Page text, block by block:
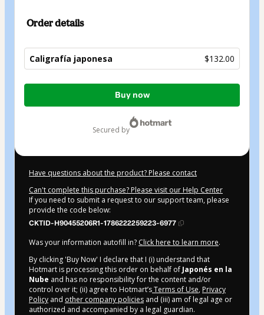
Order details
Caligrafía japonesa $132.00
Total
Buy now
secured by
Have questions about the product? Please contact
Can't complete this purchase? Please visit our Help Center
If you need to submit a request to our support team, please
provide the code below:
CKTID-H90455206R1-1786222259223-6977
Was your information autofill in? Click here to learn more.
By clicking 'Buy Now' I declare that I (i) understand that
Hotmart is processing this order on behalf of Japonés en la
Nube and has no responsibility for the content and/or
control over it; (ii) agree to Hotmart’sTerms of Use, Privacy
Policy and other company policies and (iii) am of legal age or
authorized and accompanied by a legal guardian.